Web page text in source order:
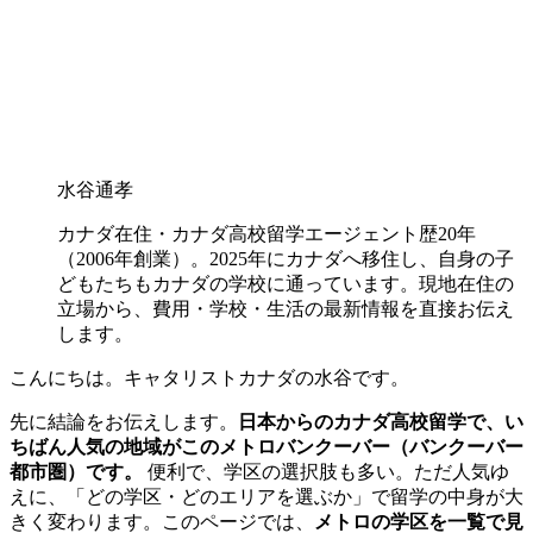
水谷通孝
カナダ在住・カナダ高校留学エージェント歴20年
（2006年創業）。2025年にカナダへ移住し、自身の子
どもたちもカナダの学校に通っています。現地在住の
立場から、費用・学校・生活の最新情報を直接お伝え
します。
こんにちは。キャタリストカナダの水谷です。
先に結論をお伝えします。
日本からのカナダ高校留学で、い
ちばん人気の地域がこのメトロバンクーバー（バンクーバー
都市圏）です。
便利で、学区の選択肢も多い。ただ人気ゆ
えに、「どの学区・どのエリアを選ぶか」で留学の中身が大
きく変わります。このページでは、
メトロの学区を一覧で見